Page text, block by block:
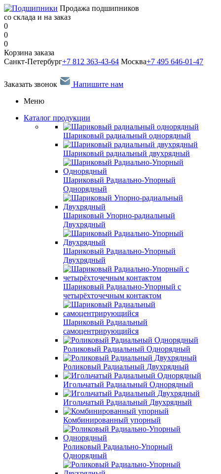
Продажа подшипников
со склада и на заказ
0
0
0
Корзина заказа
Санкт-Петербург+7 812 363-43-64 Москва+7 495 646-01-47
Заказать звонок
Напишите нам
Меню
Каталог продукции
Шариковый радиальный однорядный
Шариковый радиальный двухрядный
Шариковый Радиально-Упорный
Однорядный
Шариковый Упорно-радиальный
Двухрядный
Шариковый Радиально-Упорный
Двухрядный
Шариковый Радиально-Упорный с
четырёхточечным контактом
Шариковый Радиальный
самоцентрирующийся
Роликовый Радиальный Однорядный
Роликовый Радиальный Двухрядный
Игольчатый Радиальный Однорядный
Игольчатый Радиальный Двухрядный
Комбинированный упорный
Роликовый Радиально-Упорный
Однорядный